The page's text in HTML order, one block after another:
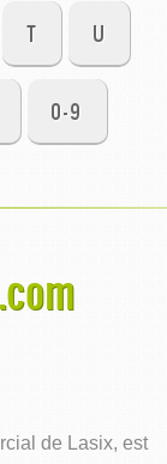
T U
0-9
de Lasix, est